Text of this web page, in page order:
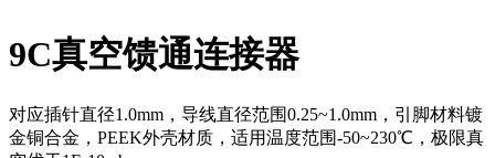
9C真空馈通连接器
对应插针直径1.0mm，导线直径范围0.25~1.0mm，引脚材料镀
金铜合金，PEEK外壳材质，适用温度范围-50~230℃，极限真